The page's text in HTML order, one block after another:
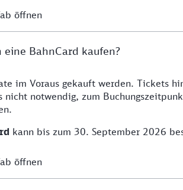
öffnen
BahnCard kaufen?
im Voraus gekauft werden. Tickets
nicht notwendig, zum
kann bis zum 30. September 2026
öffnen